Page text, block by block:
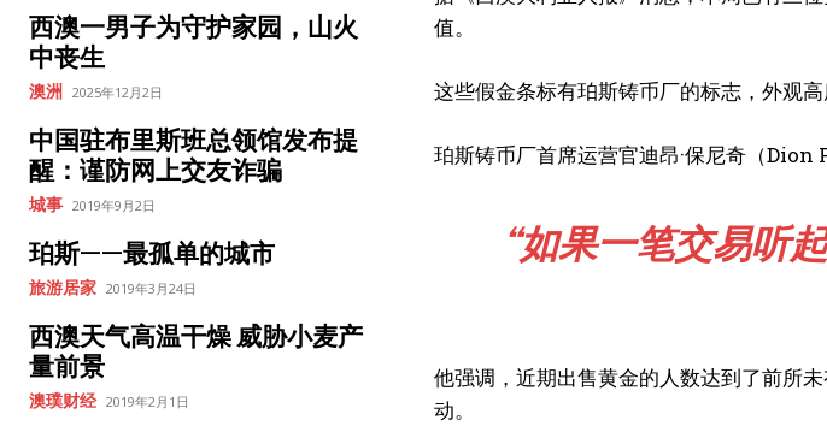
我已阅读并同意《隐私条款》.
孔博 |《澳洲都市报》采编组
西澳一男子为守护家园，山火
中丧生
澳洲 2025年12月2日
中国驻布里斯班总领馆发布提
醒：谨防网上交友诈骗
城事 2019年9月2日
珀斯——最孤单的城市
旅游居家 2019年3月24日
西澳天气高温干燥 威胁小麦产
量前景
澳璞财经 2019年2月1日
值。
这些假金条标有珀斯铸币厂的标志，外观
珀斯铸币厂首席运营官迪昂·保尼奇（Dion
“如果一笔交易听
他强调，近期出售黄金的人数达到了前所
动。